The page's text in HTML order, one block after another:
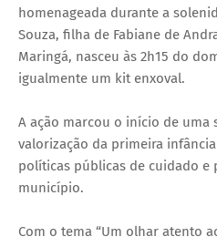
homenageada durante a
Souza, filha de Fabiane de
Maringá, nasceu às 2h15 do
igualmente um kit enxoval.
A ação marcou o início de uma
valorização da primeira
políticas públicas de cuidado e
município.
Com o tema “Um olhar atento